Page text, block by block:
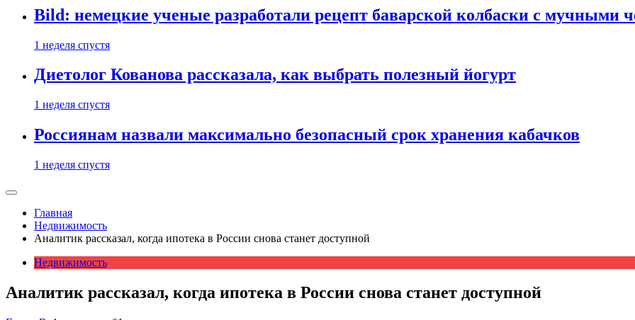
Bild: немецкие ученые разработали рецепт баварской колбаски с мучными
1 неделя спустя
Диетолог Кованова рассказала, как выбрать полезный йогурт
1 неделя спустя
Россиянам назвали максимально безопасный срок хранения кабачков
1 неделя спустя
Главная
Недвижимость
Аналитик рассказал, когда ипотека в России снова станет доступной
Недвижимость
Аналитик рассказал, когда ипотека в России снова станет доступной